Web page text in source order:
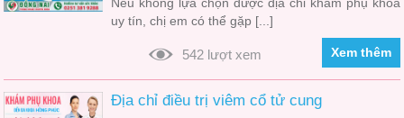
uy tín, chị em có thể gặp [...]
542 lượt xem Xem thêm
Địa chỉ điều trị viêm cổ tử cung